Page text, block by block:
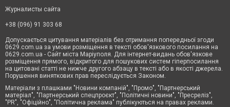
Журналисты сайта
+38 (096) 91 303 68
Допускається цитування матеріалів без отримання попередньої згоди
0629.com.ua за умови розміщення в тексті обов'язкового посилання на
0629.com.ua - Сайт міста Маріуполя. Для інтернет-видань обов'язкове
розміщення прямого, відкритого для пошукових систем гіперпосилання
на цитовані статті не нижче другого абзацу в тексті або в якості джерела.
Порушення виняткових прав переслідується Законом.
Матеріали з плашками "Новини компаній", "Промо", "Партнерський
матеріал", "Партнерський спецпроєкт", "Політичні новини", "Пресреліз",
"PR", "Офіційно", "Політична реклама" публікуються на правах реклами.